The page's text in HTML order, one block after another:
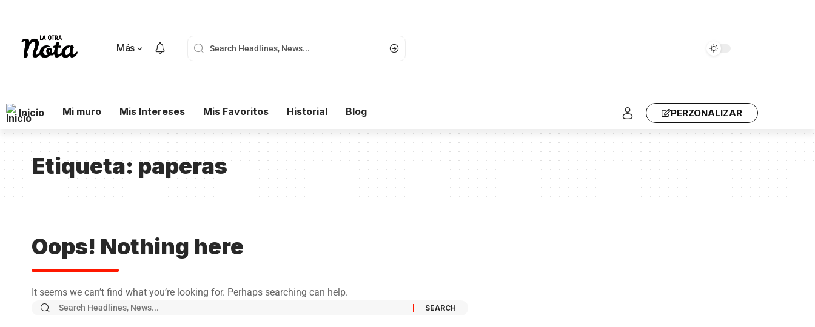
Más
Inicio Mi muro Mis Intereses Mis Favoritos Historial Blog PERZONALIZAR
Etiqueta: paperas
Oops! Nothing here
It seems we can’t find what you’re looking for. Perhaps searching can help.